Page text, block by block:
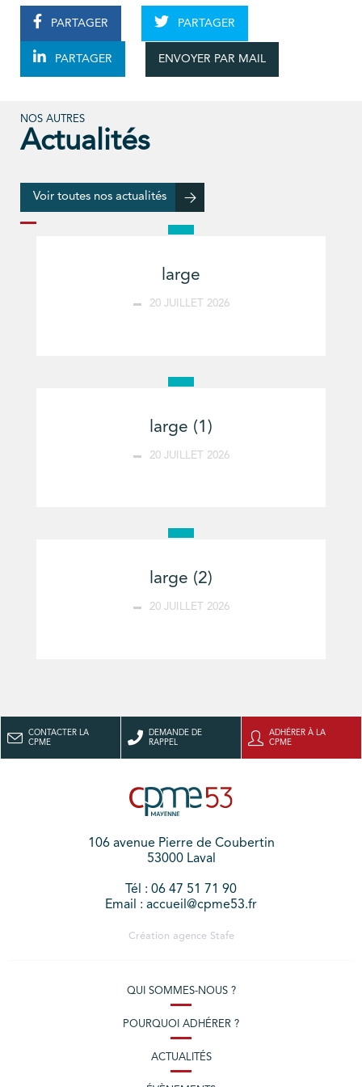
PARTAGER PARTAGER
PARTAGER ENVOYER PAR MAIL
NOS AUTRES
Actualités
Voir toutes nos actualités
large
20 JUILLET 2026
large (1)
20 JUILLET 2026
large (2)
20 JUILLET 2026
CONTACTER LA
CPME
DEMANDE DE
RAPPEL
ADHÉRER À LA
CPME
106 avenue Pierre de Coubertin
53000 Laval
Tél : 06 47 51 71 90
Email : accueil@cpme53.fr
Création agence Stafe
QUI SOMMES-NOUS ?
POURQUOI ADHÉRER ?
ACTUALITÉS